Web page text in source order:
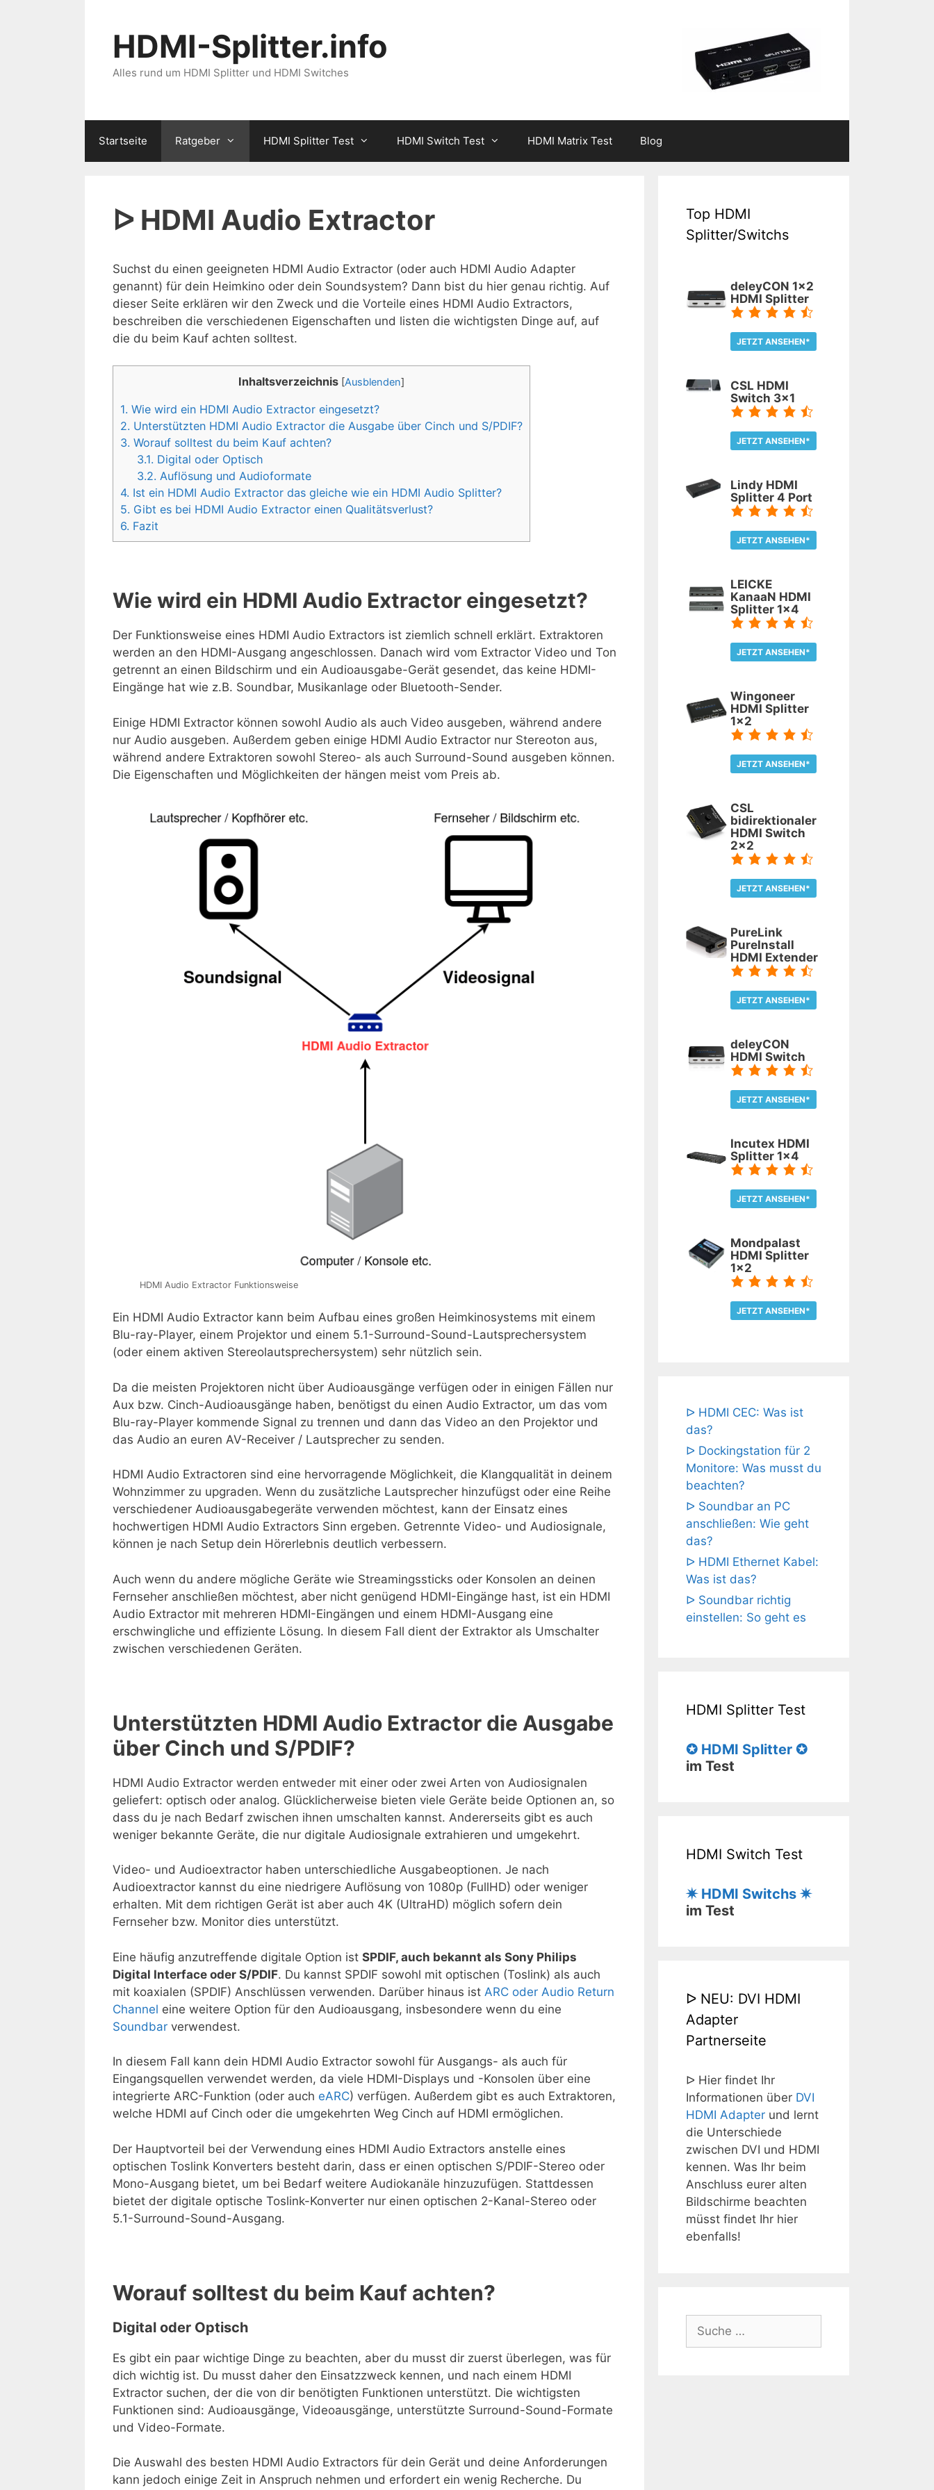
HDMI-Splitter.info
Alles rund um HDMI Splitter und HDMI Switches
Startseite Ratgeber HDMI Splitter Test HDMI Switch Test HDMI Matrix Test Blog
ᐅ HDMI Audio Extractor
Suchst du einen geeigneten HDMI Audio Extractor (oder auch HDMI Audio Adapter
genannt) für dein Heimkino oder dein Soundsystem? Dann bist du hier genau richtig. Auf
dieser Seite erklären wir den Zweck und die Vorteile eines HDMI Audio Extractors,
beschreiben die verschiedenen Eigenschaften und listen die wichtigsten Dinge auf, auf
die du beim Kauf achten solltest.
Inhaltsverzeichnis [Ausblenden]
1. Wie wird ein HDMI Audio Extractor eingesetzt?
2. Unterstützten HDMI Audio Extractor die Ausgabe über Cinch und S/PDIF?
3. Worauf solltest du beim Kauf achten?
3.1. Digital oder Optisch
3.2. Auflösung und Audioformate
4. Ist ein HDMI Audio Extractor das gleiche wie ein HDMI Audio Splitter?
5. Gibt es bei HDMI Audio Extractor einen Qualitätsverlust?
6. Fazit
Wie wird ein HDMI Audio Extractor eingesetzt?
Der Funktionsweise eines HDMI Audio Extractors ist ziemlich schnell erklärt. Extraktoren
werden an den HDMI-Ausgang angeschlossen. Danach wird vom Extractor Video und Ton
getrennt an einen Bildschirm und ein Audioausgabe-Gerät gesendet, das keine HDMI-
Eingänge hat wie z.B. Soundbar, Musikanlage oder Bluetooth-Sender.
Einige HDMI Extractor können sowohl Audio als auch Video ausgeben, während andere
nur Audio ausgeben. Außerdem geben einige HDMI Audio Extractor nur Stereoton aus,
während andere Extraktoren sowohl Stereo- als auch Surround-Sound ausgeben können.
Die Eigenschaften und Möglichkeiten der hängen meist vom Preis ab.
HDMI Audio Extractor Funktionsweise
Ein HDMI Audio Extractor kann beim Aufbau eines großen Heimkinosystems mit einem
Blu-ray-Player, einem Projektor und einem 5.1-Surround-Sound-Lautsprechersystem
(oder einem aktiven Stereolautsprechersystem) sehr nützlich sein.
Da die meisten Projektoren nicht über Audioausgänge verfügen oder in einigen Fällen nur
Aux bzw. Cinch-Audioausgänge haben, benötigst du einen Audio Extractor, um das vom
Blu-ray-Player kommende Signal zu trennen und dann das Video an den Projektor und
das Audio an euren AV-Receiver / Lautsprecher zu senden.
HDMI Audio Extractoren sind eine hervorragende Möglichkeit, die Klangqualität in deinem
Wohnzimmer zu upgraden. Wenn du zusätzliche Lautsprecher hinzufügst oder eine Reihe
verschiedener Audioausgabegeräte verwenden möchtest, kann der Einsatz eines
hochwertigen HDMI Audio Extractors Sinn ergeben. Getrennte Video- und Audiosignale,
können je nach Setup dein Hörerlebnis deutlich verbessern.
Auch wenn du andere mögliche Geräte wie Streamingssticks oder Konsolen an deinen
Fernseher anschließen möchtest, aber nicht genügend HDMI-Eingänge hast, ist ein HDMI
Audio Extractor mit mehreren HDMI-Eingängen und einem HDMI-Ausgang eine
erschwingliche und effiziente Lösung. In diesem Fall dient der Extraktor als Umschalter
zwischen verschiedenen Geräten.
Unterstützten HDMI Audio Extractor die Ausgabe
über Cinch und S/PDIF?
HDMI Audio Extractor werden entweder mit einer oder zwei Arten von Audiosignalen
geliefert: optisch oder analog. Glücklicherweise bieten viele Geräte beide Optionen an, so
dass du je nach Bedarf zwischen ihnen umschalten kannst. Andererseits gibt es auch
weniger bekannte Geräte, die nur digitale Audiosignale extrahieren und umgekehrt.
Video- und Audioextractor haben unterschiedliche Ausgabeoptionen. Je nach
Audioextractor kannst du eine niedrigere Auflösung von 1080p (FullHD) oder weniger
erhalten. Mit dem richtigen Gerät ist aber auch 4K (UltraHD) möglich sofern dein
Fernseher bzw. Monitor dies unterstützt.
Eine häufig anzutreffende digitale Option ist SPDIF, auch bekannt als Sony Philips
Digital Interface oder S/PDIF. Du kannst SPDIF sowohl mit optischen (Toslink) als auch
mit koaxialen (SPDIF) Anschlüssen verwenden. Darüber hinaus ist ARC oder Audio Return
Channel eine weitere Option für den Audioausgang, insbesondere wenn du eine
Soundbar verwendest.
In diesem Fall kann dein HDMI Audio Extractor sowohl für Ausgangs- als auch für
Eingangsquellen verwendet werden, da viele HDMI-Displays und -Konsolen über eine
integrierte ARC-Funktion (oder auch eARC) verfügen. Außerdem gibt es auch Extraktoren,
welche HDMI auf Cinch oder die umgekehrten Weg Cinch auf HDMI ermöglichen.
Der Hauptvorteil bei der Verwendung eines HDMI Audio Extractors anstelle eines
optischen Toslink Konverters besteht darin, dass er einen optischen S/PDIF-Stereo oder
Mono-Ausgang bietet, um bei Bedarf weitere Audiokanäle hinzuzufügen. Stattdessen
bietet der digitale optische Toslink-Konverter nur einen optischen 2-Kanal-Stereo oder
5.1-Surround-Sound-Ausgang.
Worauf solltest du beim Kauf achten?
Digital oder Optisch
Es gibt ein paar wichtige Dinge zu beachten, aber du musst dir zuerst überlegen, was für
dich wichtig ist. Du musst daher den Einsatzzweck kennen, und nach einem HDMI
Extractor suchen, der die von dir benötigten Funktionen unterstützt. Die wichtigsten
Funktionen sind: Audioausgänge, Videoausgänge, unterstützte Surround-Sound-Formate
und Video-Formate.
Die Auswahl des besten HDMI Audio Extractors für dein Gerät und deine Anforderungen
kann jedoch einige Zeit in Anspruch nehmen und erfordert ein wenig Recherche. Du
Top HDMI
Splitter/Switchs
deleyCON 1x2
HDMI Splitter
JETZT ANSEHEN*
CSL HDMI
Switch 3x1
JETZT ANSEHEN*
Lindy HDMI
Splitter 4 Port
JETZT ANSEHEN*
LEICKE
KanaaN HDMI
Splitter 1x4
JETZT ANSEHEN*
Wingoneer
HDMI Splitter
1x2
JETZT ANSEHEN*
CSL
bidirektionaler
HDMI Switch
2x2
JETZT ANSEHEN*
PureLink
PureInstall
HDMI Extender
JETZT ANSEHEN*
deleyCON
HDMI Switch
JETZT ANSEHEN*
Incutex HDMI
Splitter 1x4
JETZT ANSEHEN*
Mondpalast
HDMI Splitter
1x2
JETZT ANSEHEN*
ᐅ HDMI CEC: Was ist
das?
ᐅ Dockingstation für 2
Monitore: Was musst du
beachten?
ᐅ Soundbar an PC
anschließen: Wie geht
das?
ᐅ HDMI Ethernet Kabel:
Was ist das?
ᐅ Soundbar richtig
einstellen: So geht es
HDMI Splitter Test
✪ HDMI Splitter ✪
im Test
HDMI Switch Test
✷ HDMI Switchs ✷
im Test
ᐅ NEU: DVI HDMI
Adapter
Partnerseite
ᐅ Hier findet Ihr
Informationen über DVI
HDMI Adapter und lernt
die Unterschiede
zwischen DVI und HDMI
kennen. Was Ihr beim
Anschluss eurer alten
Bildschirme beachten
müsst findet Ihr hier
ebenfalls!
Suche
nach: